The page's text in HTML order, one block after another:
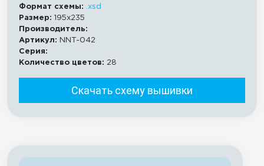
Формат схемы:
.xsd
Размер: 195x235
Производитель:
Артикул:
NNT-042
Серия:
Количество цветов: 28
Скачать схему вышивки